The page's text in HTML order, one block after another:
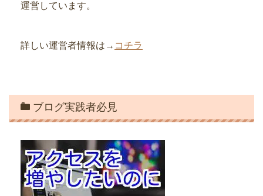
運営しています。
詳しい運営者情報は→ コチラ
ブログ実践者必見